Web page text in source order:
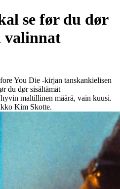
se før du dør
valinnat
You Die -kirjan tanskankielisen
du dør sisältämät
maltillinen määrä, vain kuusi.
Kim Skotte.